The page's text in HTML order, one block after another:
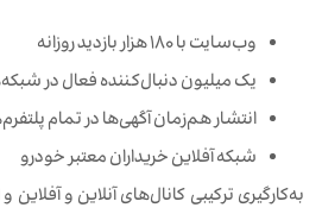
وب‌سایت با ۱۸۰ هزار بازدید روزانه
یک میلیون دنبال‌کننده فعال در
انتشار هم‌زمان آگهی‌ها در تمام
شبکه آفلاین خریداران معتبر خودرو
به‌کارگیری ترکیبی کانال‌های آنلاین و آفلاین